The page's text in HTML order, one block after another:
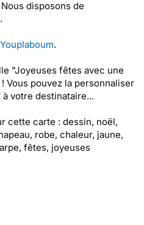
disposons de
.
"Joyeuses fêtes avec une
Vous pouvez la personnaliser
votre destinataire...
cette carte : dessin, noël,
robe, chaleur, jaune,
fêtes, joyeuses